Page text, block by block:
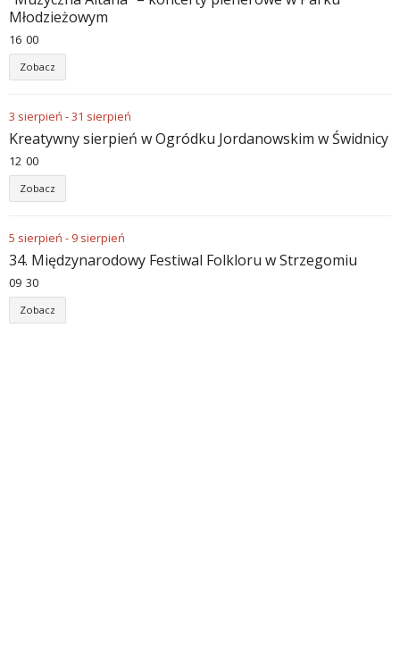
Młodzieżowym
16 00
Zobacz
3 sierpień -31 sierpień
Kreatywny sierpień w Ogródku Jordanowskim w Świdnicy
12 00
Zobacz
5 sierpień - 9 sierpień
34. Międzynarodowy Festiwal Folkloru w Strzegomiu
09 30
Zobacz